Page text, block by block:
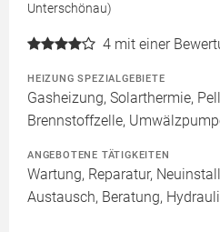
Unterschönau)
4 mit einer
HEIZUNG SPEZIALGEBIETE
Gasheizung, Solarthermie,
Brennstoffzelle,
ANGEBOTENE TÄTIGKEITEN
Wartung, Reparatur,
Austausch, Beratung,